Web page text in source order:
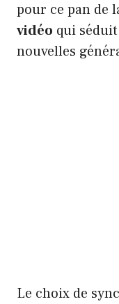
pour ce pan de
vidéo qui
nouvelles
Le choix de